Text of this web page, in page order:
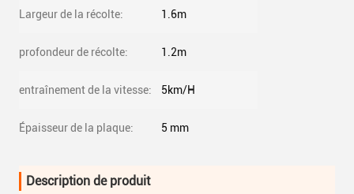
Largeur de la récolte: 1.6m
profondeur de récolte: 1.2m
entraînement de la vitesse: 5km/H
Épaisseur de la plaque: 5 mm
Description de produit